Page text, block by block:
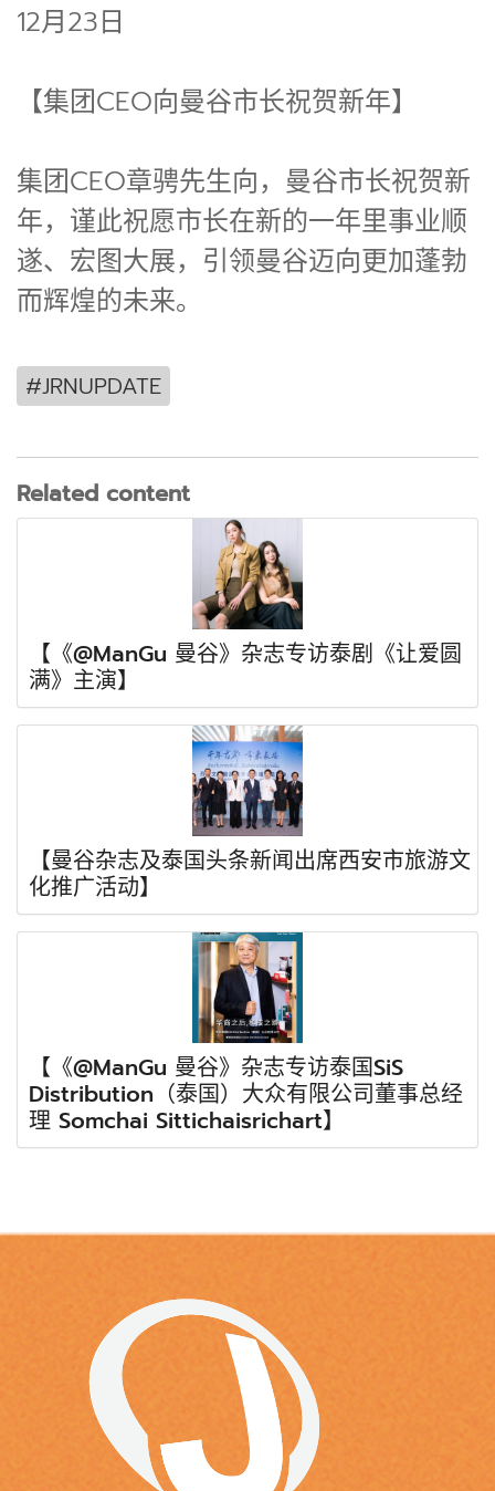
12月23日
【集团CEO向曼谷市长祝贺新年】
集团CEO章骋先生向，曼谷市长祝贺新
年，谨此祝愿市长在新的一年里事业顺
遂、宏图大展，引领曼谷迈向更加蓬勃
而辉煌的未来。
#JRNUPDATE
Related content
【《@ManGu 曼谷》杂志专访泰剧《让爱圆
满》主演】
【曼谷杂志及泰国头条新闻出席西安市旅游文
化推广活动】
【《@ManGu 曼谷》杂志专访泰国SiS
Distribution（泰国）大众有限公司董事总经
理 Somchai Sittichaisrichart】